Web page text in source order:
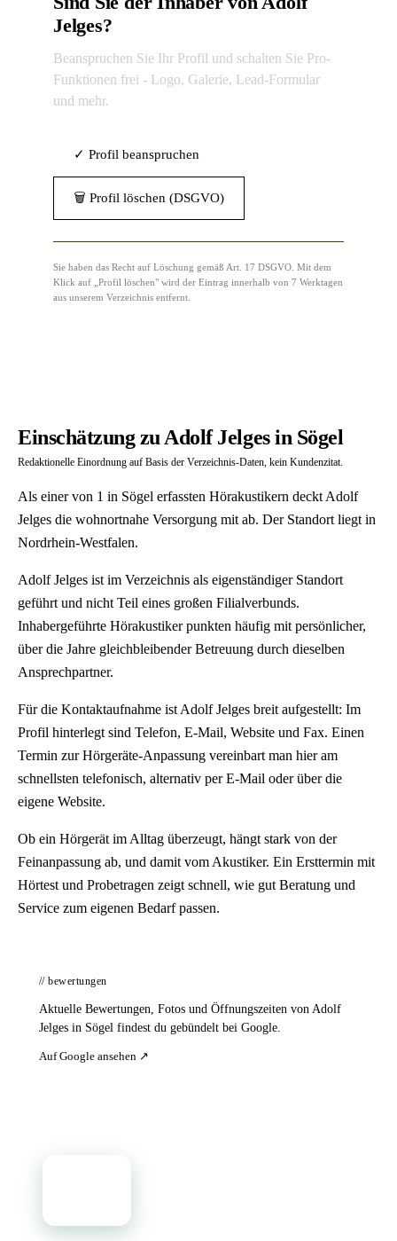
Jelges?
Beanspruchen Sie Ihr Profil und schalten Sie Pro-
Funktionen frei - Logo, Galerie, Lead-Formular
und mehr.
✓ Profil beanspruchen
🗑 Profil löschen (DSGVO)
Sie haben das Recht auf Löschung gemäß Art. 17 DSGVO. Mit dem
Klick auf „Profil löschen" wird der Eintrag innerhalb von 7 Werktagen
aus unserem Verzeichnis entfernt.
Einschätzung zu Adolf Jelges in Sögel
Redaktionelle Einordnung auf Basis der Verzeichnis-Daten, kein Kundenzitat.
Als einer von 1 in Sögel erfassten Hörakustikern deckt Adolf
Jelges die wohnortnahe Versorgung mit ab. Der Standort liegt in
Nordrhein-Westfalen.
Adolf Jelges ist im Verzeichnis als eigenständiger Standort
geführt und nicht Teil eines großen Filialverbunds.
Inhabergeführte Hörakustiker punkten häufig mit persönlicher,
über die Jahre gleichbleibender Betreuung durch dieselben
Ansprechpartner.
Für die Kontaktaufnahme ist Adolf Jelges breit aufgestellt: Im
Profil hinterlegt sind Telefon, E-Mail, Website und Fax. Einen
Termin zur Hörgeräte-Anpassung vereinbart man hier am
schnellsten telefonisch, alternativ per E-Mail oder über die
eigene Website.
Ob ein Hörgerät im Alltag überzeugt, hängt stark von der
Feinanpassung ab, und damit vom Akustiker. Ein Ersttermin mit
Hörtest und Probetragen zeigt schnell, wie gut Beratung und
Service zum eigenen Bedarf passen.
// bewertungen
Aktuelle Bewertungen, Fotos und Öffnungszeiten von Adolf
Jelges in Sögel findest du gebündelt bei Google.
Auf Google ansehen ↗